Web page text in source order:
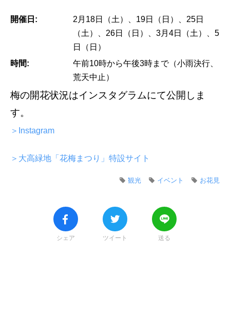
開催日:
2月18日（土）、19日（日）、25日
（土）、26日（日）、3月4日（土）、5
日（日）
時間:
午前10時から午後3時まで（小雨決行、
荒天中止）
梅の開花状況はインスタグラムにて公開しま
す。
＞Instagram
＞大高緑地「花梅まつり」特設サイト
お花見
イベント
観光
シェア ツイート 送る